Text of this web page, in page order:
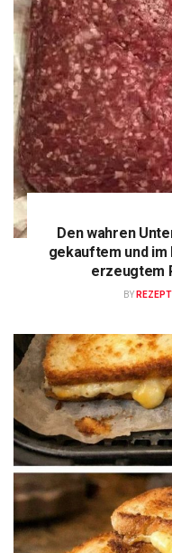
Den wahren
gekauftem und
erzeugtem
BY